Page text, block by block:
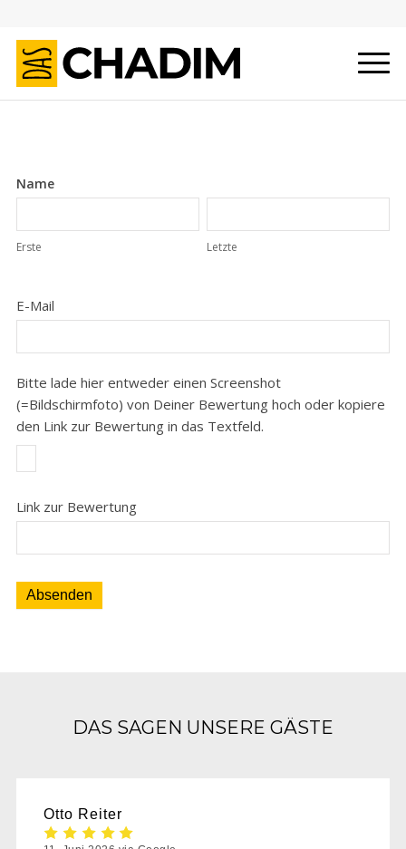
Google
Rezension
Name
Erste Letzte
E-Mail
Bitte lade hier entweder einen Screenshot
(=Bildschirmfoto) von Deiner Bewertung hoch oder kopiere
den Link zur Bewertung in das Textfeld.
Link zur Bewertung
Absenden
DAS SAGEN UNSERE GÄSTE
Otto Reiter